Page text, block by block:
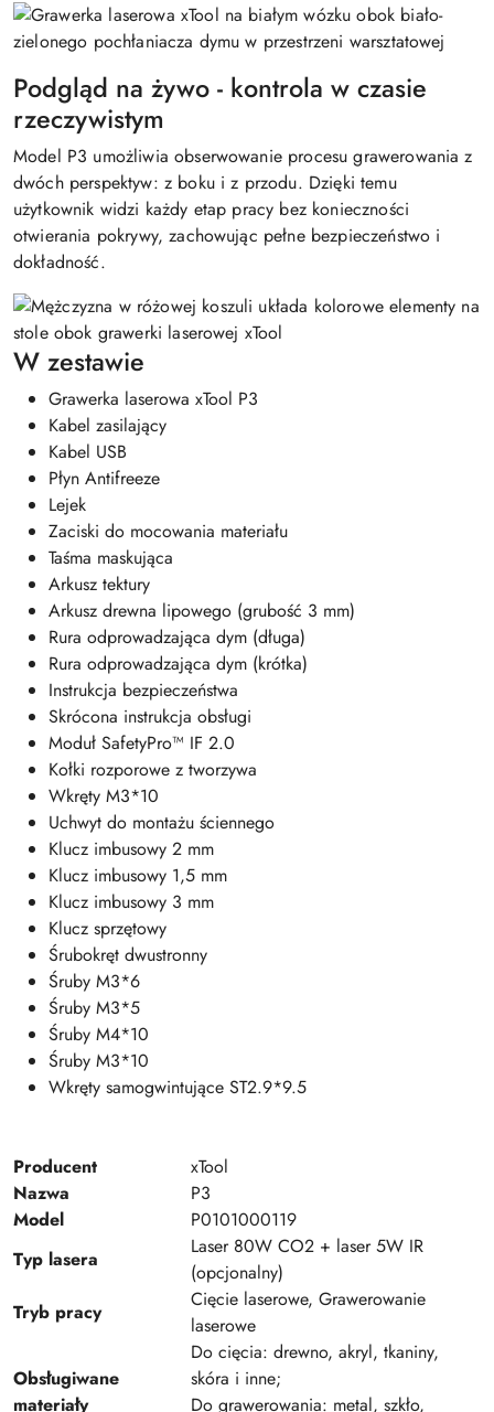
Podgląd na żywo - kontrola w czasie
rzeczywistym
Model P3 umożliwia obserwowanie procesu grawerowania z
dwóch perspektyw: z boku i z przodu. Dzięki temu
użytkownik widzi każdy etap pracy bez konieczności
otwierania pokrywy, zachowując pełne bezpieczeństwo i
dokładność.
W zestawie
Grawerka laserowa xTool P3
Kabel zasilający
Kabel USB
Płyn Antifreeze
Lejek
Zaciski do mocowania materiału
Taśma maskująca
Arkusz tektury
Arkusz drewna lipowego (grubość 3 mm)
Rura odprowadzająca dym (długa)
Rura odprowadzająca dym (krótka)
Instrukcja bezpieczeństwa
Skrócona instrukcja obsługi
Moduł SafetyPro™ IF 2.0
Kołki rozporowe z tworzywa
Wkręty M3*10
Uchwyt do montażu ściennego
Klucz imbusowy 2 mm
Klucz imbusowy 1,5 mm
Klucz imbusowy 3 mm
Klucz sprzętowy
Śrubokręt dwustronny
Śruby M3*6
Śruby M3*5
Śruby M4*10
Śruby M3*10
Wkręty samogwintujące ST2.9*9.5
Producent
xTool
Nazwa
P3
Model
P0101000119
Typ lasera
Laser 80W CO2 + laser 5W IR
(opcjonalny)
Tryb pracy
Cięcie laserowe, Grawerowanie
laserowe
Obsługiwane
materiały
Do cięcia: drewno, akryl, tkaniny,
skóra i inne;
Do grawerowania: metal, szkło,